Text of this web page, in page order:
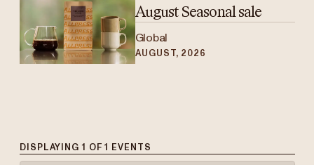
August Seasonal sale
Global
AUGUST, 2026
DISPLAYING1 OF1 EVENTS